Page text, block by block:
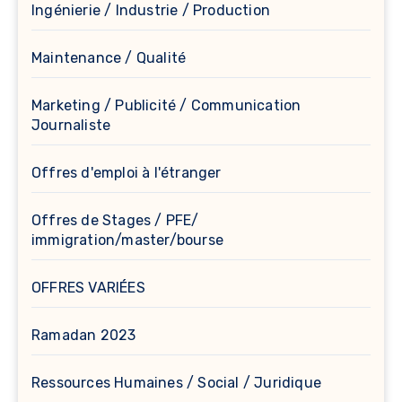
Ingénierie / Industrie / Production
Maintenance / Qualité
Marketing / Publicité / Communication
Journaliste
Offres d'emploi à l'étranger
Offres de Stages / PFE/
immigration/master/bourse
OFFRES VARIÉES
Ramadan 2023
Ressources Humaines / Social / Juridique